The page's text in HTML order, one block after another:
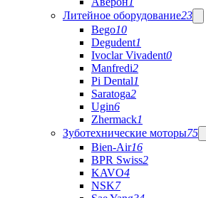
Литейное оборудование23
Bego10
Degudent1
Ivoclar Vivadent0
Manfredi2
Pi Dental1
Saratoga2
Ugin6
Zhermack1
Зуботехнические моторы75
Bien-Air16
BPR Swiss2
KAVO4
NSK7